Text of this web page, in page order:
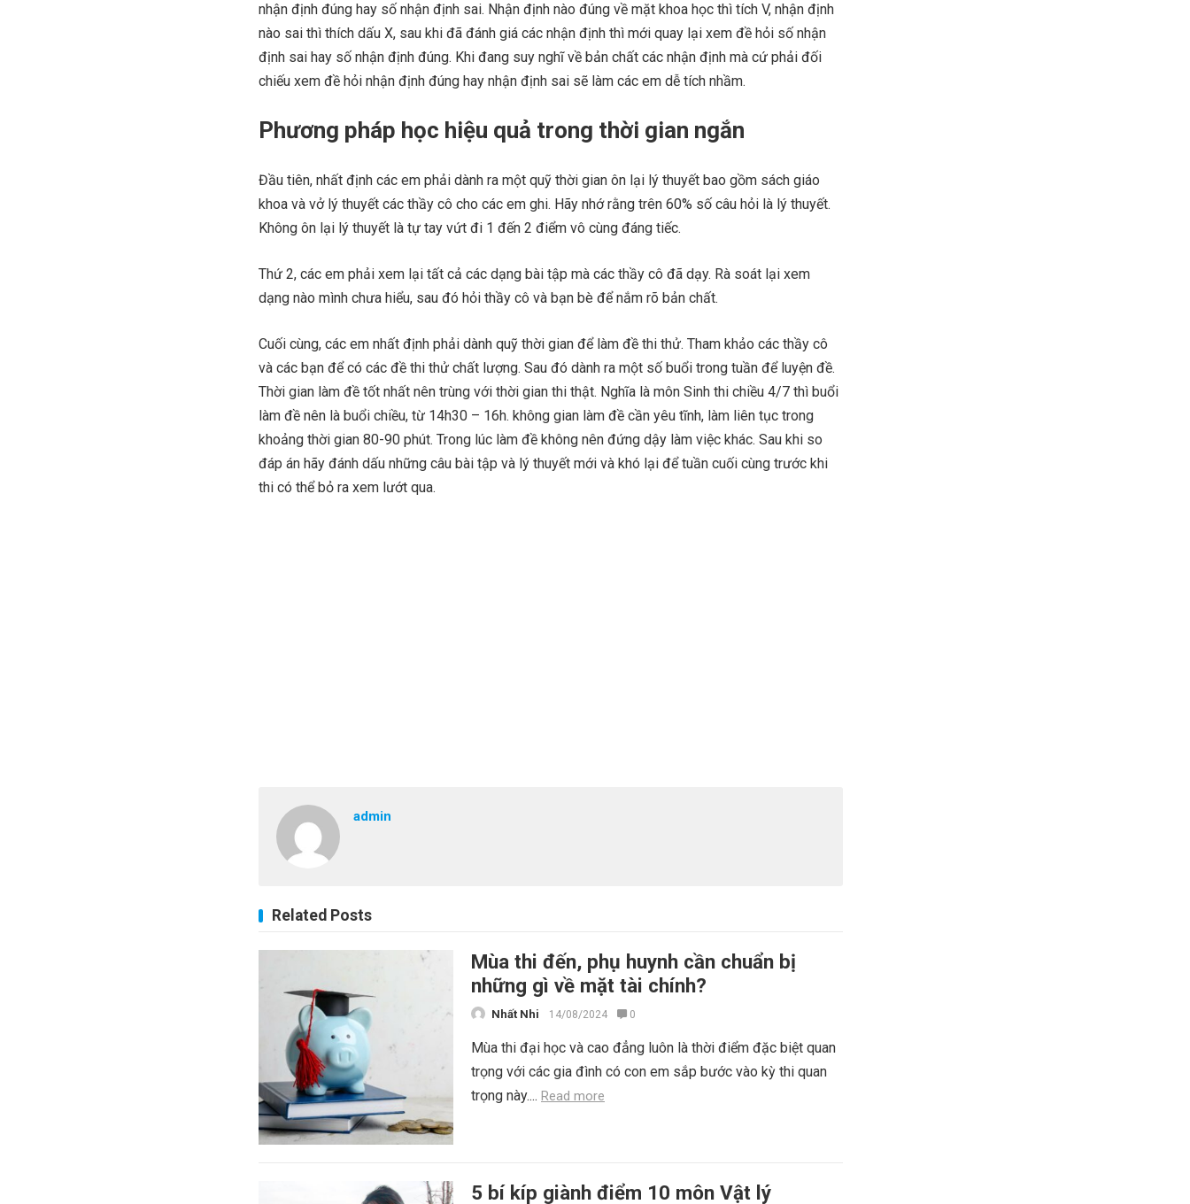
nhận định đúng hay số nhận định sai. Nhận định nào đúng về mặt khoa học thì tích V, nhận định
nào sai thì thích dấu X, sau khi đã đánh giá các nhận định thì mới quay lại xem đề hỏi số nhận
định sai hay số nhận định đúng. Khi đang suy nghĩ về bản chất các nhận định mà cứ phải đối
chiếu xem đề hỏi nhận định đúng hay nhận định sai sẽ làm các em dễ tích nhầm.
Phương pháp học hiệu quả trong thời gian ngắn
Đầu tiên, nhất định các em phải dành ra một quỹ thời gian ôn lại lý thuyết bao gồm sách giáo
khoa và vở lý thuyết các thầy cô cho các em ghi. Hãy nhớ rằng trên 60% số câu hỏi là lý thuyết.
Không ôn lại lý thuyết là tự tay vứt đi 1 đến 2 điểm vô cùng đáng tiếc.
Thứ 2, các em phải xem lại tất cả các dạng bài tập mà các thầy cô đã dạy. Rà soát lại xem
dạng nào mình chưa hiểu, sau đó hỏi thầy cô và bạn bè để nắm rõ bản chất.
Cuối cùng, các em nhất định phải dành quỹ thời gian để làm đề thi thử. Tham khảo các thầy cô
và các bạn để có các đề thi thử chất lượng. Sau đó dành ra một số buổi trong tuần để luyện đề.
Thời gian làm đề tốt nhất nên trùng với thời gian thi thật. Nghĩa là môn Sinh thi chiều 4/7 thì buổi
làm đề nên là buổi chiều, từ 14h30 – 16h. không gian làm đề cần yêu tĩnh, làm liên tục trong
khoảng thời gian 80-90 phút. Trong lúc làm đề không nên đứng dậy làm việc khác. Sau khi so
đáp án hãy đánh dấu những câu bài tập và lý thuyết mới và khó lại để tuần cuối cùng trước khi
thi có thể bỏ ra xem lướt qua.
admin
Related Posts
Mùa thi đến, phụ huynh cần chuẩn bị
những gì về mặt tài chính?
Nhất Nhi 14/08/2024 0
Mùa thi đại học và cao đẳng luôn là thời điểm đặc biệt quan
trọng với các gia đình có con em sắp bước vào kỳ thi quan
trọng này.... Read more
5 bí kíp giành điểm 10 môn Vật lý